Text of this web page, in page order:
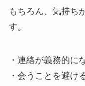
もちろん、気持ち
す。
・連絡が義務的に
・会うことを避け